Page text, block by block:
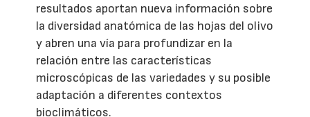
resultados aportan nueva información sobre
la diversidad anatómica de las hojas del olivo
y abren una vía para profundizar en la
relación entre las características
microscópicas de las variedades y su posible
adaptación a diferentes contextos
bioclimáticos.